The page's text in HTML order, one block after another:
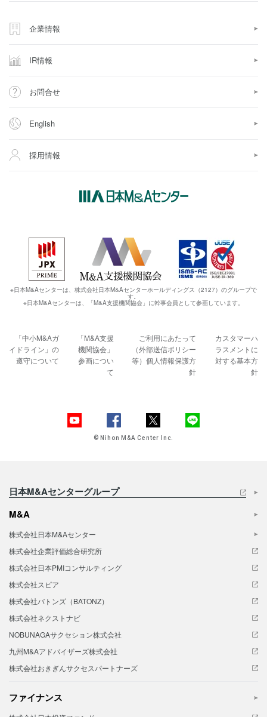
企業情報
IR情報
お問合せ
English
採用情報
※日本M&Aセンターは、株式会社日本M&Aセンターホールディングス（2127）のグループで
す。
※日本M&Aセンターは、「M&A支援機関協会」に幹事会員として参画しています。
「中小M&Aガ
イドライン」の
遵守について
「M&A支援
機関協会」
参画につい
て
ご利用にあたって
（外部送信ポリシー
等）個人情報保護方
針
カスタマーハ
ラスメントに
対する基本方
針
© Nihon M&A Center Inc.
日本M&Aセンターグループ
M&A
株式会社日本M&Aセンター
株式会社企業評価総合研究所
株式会社日本PMIコンサルティング
株式会社スピア
株式会社バトンズ（BATONZ）
株式会社ネクストナビ
NOBUNAGAサクセション株式会社
九州M&Aアドバイザーズ株式会社
株式会社おきぎんサクセスパートナーズ
ファイナンス